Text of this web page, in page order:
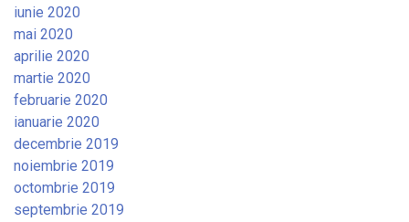
iunie 2020
mai 2020
aprilie 2020
martie 2020
februarie 2020
ianuarie 2020
decembrie 2019
noiembrie 2019
octombrie 2019
septembrie 2019